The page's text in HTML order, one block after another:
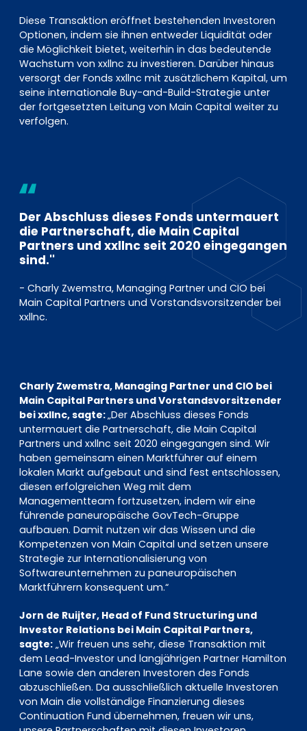
Diese Transaktion eröffnet bestehenden Investoren
Optionen, indem sie ihnen entweder Liquidität oder
die Möglichkeit bietet, weiterhin in das bedeutende
Wachstum von xxllnc zu investieren. Darüber hinaus
versorgt der Fonds xxllnc mit zusätzlichem Kapital, um
seine internationale Buy-and-Build-Strategie unter
der fortgesetzten Leitung von Main Capital weiter zu
verfolgen.
Der Abschluss dieses Fonds untermauert
die Partnerschaft, die Main Capital
Partners und xxllnc seit 2020 eingegangen
sind.''
- Charly Zwemstra, Managing Partner und CIO bei
Main Capital Partners und Vorstandsvorsitzender bei
xxllnc.
Charly Zwemstra, Managing Partner und CIO bei
Main Capital Partners und Vorstandsvorsitzender
bei xxllnc, sagte:„Der Abschluss dieses Fonds
untermauert die Partnerschaft, die Main Capital
Partners und xxllnc seit 2020 eingegangen sind. Wir
haben gemeinsam einen Marktführer auf einem
lokalen Markt aufgebaut und sind fest entschlossen,
diesen erfolgreichen Weg mit dem
Managementteam fortzusetzen, indem wir eine
führende paneuropäische GovTech-Gruppe
aufbauen. Damit nutzen wir das Wissen und die
Kompetenzen von Main Capital und setzen unsere
Strategie zur Internationalisierung von
Softwareunternehmen zu paneuropäischen
Marktführern konsequent um.“
Jorn de Ruijter, Head of Fund Structuring und
Investor Relations bei Main Capital Partners,
sagte: „Wir freuen uns sehr, diese Transaktion mit
dem Lead-Investor und langjährigen Partner Hamilton
Lane sowie den anderen Investoren des Fonds
abzuschließen. Da ausschließlich aktuelle Investoren
von Main die vollständige Finanzierung dieses
Continuation Fund übernehmen, freuen wir uns,